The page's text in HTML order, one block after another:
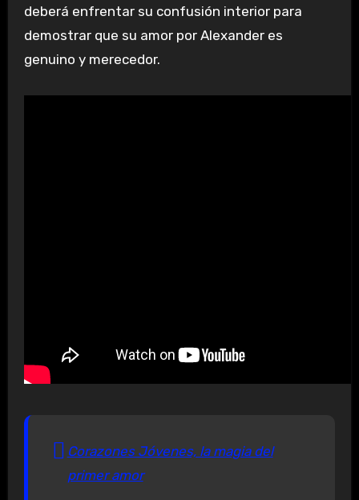
deberá enfrentar su confusión interior para
demostrar que su amor por Alexander es
genuino y merecedor.
Corazones Jóvenes, la magia del
primer amor